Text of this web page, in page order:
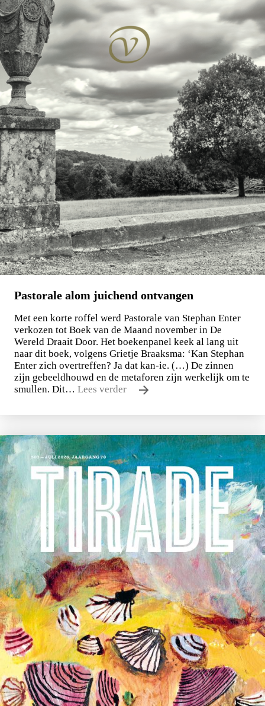
Stephan Enter
Pastorale
€23,99
BESTEL
Pastorale alom juichend ontvangen
Met een korte roffel werd Pastorale van Stephan Enter
verkozen tot Boek van de Maand november in De
Wereld Draait Door. Het boekenpanel keek al lang uit
naar dit boek, volgens Grietje Braaksma: ‘Kan Stephan
Enter zich overtreffen? Ja dat kan-ie. (…) De zinnen
zijn gebeeldhouwd en de metaforen zijn werkelijk om te
smullen. Dit… Lees verder